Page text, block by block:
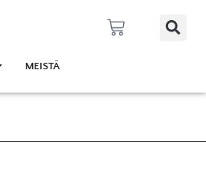
MEISTÄ